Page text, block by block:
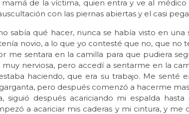
mamá de la víctima, quien entra y ve al
con las piernas abiertas y el casi
sabía qué hacer, nunca se había visto en una
novio, a lo que yo contesté que no, que no
me sentara en la camilla para que pudiera
nerviosa, pero accedí a sentarme en la
haciendo, que era su trabajo. Me senté
pero después comenzó a hacerme
siguió después acariciando mi espalda
a acariciar mis caderas y mi cintura, y me